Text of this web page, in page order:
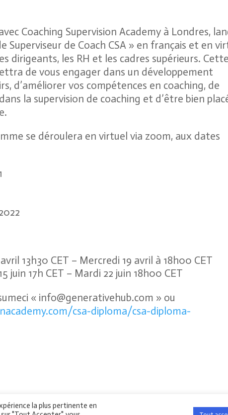
Coaching Supervision Academy à Londres,
Superviseur de Coach CSA » en français et en
dirigeants, les RH et les cadres supérieurs. Cette
de vous engager dans un développement
d’améliorer vos compétences en coaching, de
la supervision de coaching et d’être bien
se déroulera en virtuel via zoom, aux dates
13h30 CET – Mercredi 19 avril à 18h00 CET
juin 17h CET – Mardi 22 juin 18h00 CET
« info@generativehub.com » ou
csa-diploma/csa-diploma-
Neuchâtel Berne
la plus pertinente en